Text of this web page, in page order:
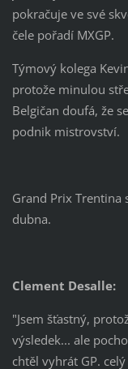
pokračuje ve své
čele pořadí MXGP.
Týmový kolega
protože minulou
Belgičan doufá, že
podnik mistrovství.
Grand Prix Trentina
dubna.
Clement Desalle:
"Jsem šťastný,
výsledek... ale
chtěl vyhrát GP.